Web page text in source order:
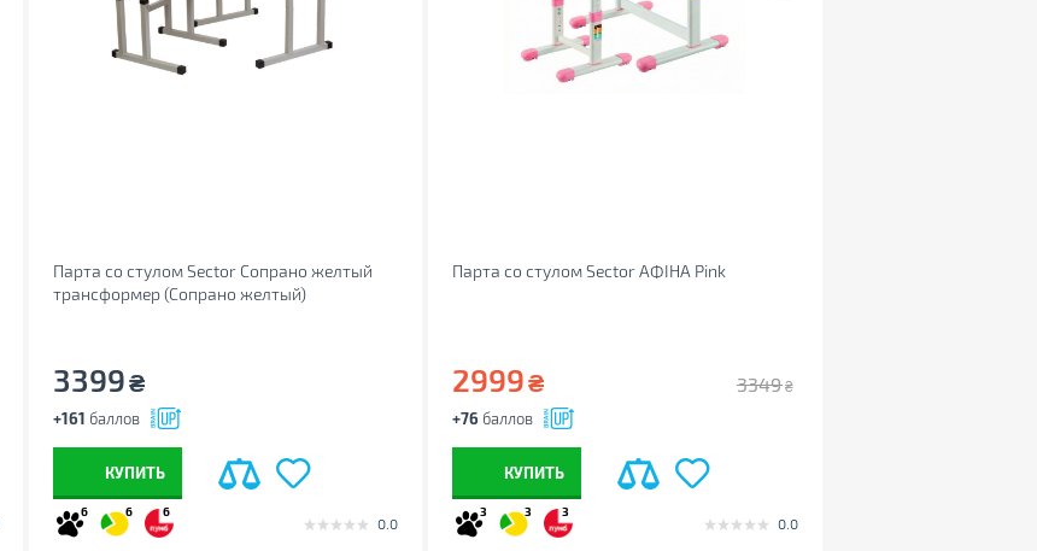
Парта со стулом Sector Сопрано желтый
трансформер (Сопрано желтый)
3399₴
+161 баллов
КУПИТЬ
6 6 6
0.0
Парта со стулом Sector АФІНА Pink
2999₴ 3349 ₴
+76 баллов
КУПИТЬ
3 3 3
0.0